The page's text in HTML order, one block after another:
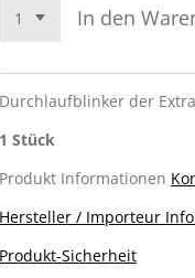
In den
Durchlaufblinker der
1 Stück
Produkt Informationen
Hersteller / Importeur
Produkt-Sicherheit